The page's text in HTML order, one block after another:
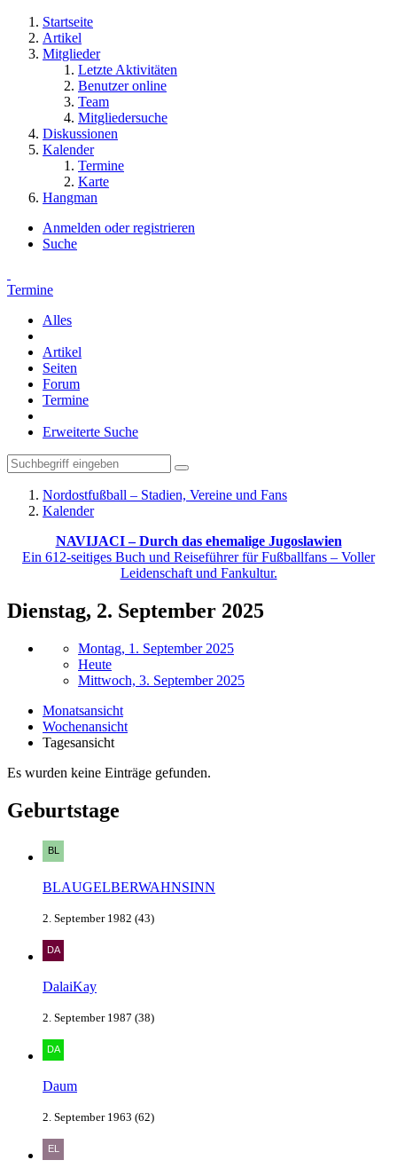
Startseite
Artikel
Mitglieder
Letzte Aktivitäten
Benutzer online
Team
Mitgliedersuche
Diskussionen
Kalender
Termine
Karte
Hangman
Anmelden oder registrieren
Suche
Termine
Alles
Artikel
Seiten
Forum
Termine
Erweiterte Suche
Nordostfußball – Stadien, Vereine und Fans
Kalender
NAVIJACI – Durch das ehemalige Jugoslawien
Ein 612-seitiges Buch und Reiseführer für Fußballfans – Voller
Leidenschaft und Fankultur.
Dienstag, 2. September 2025
Montag, 1. September 2025
Heute
Mittwoch, 3. September 2025
Monatsansicht
Wochenansicht
Tagesansicht
Es wurden keine Einträge gefunden.
Geburtstage
BLAUGELBERWAHNSINN
2. September 1982 (43)
DalaiKay
2. September 1987 (38)
Daum
2. September 1963 (62)